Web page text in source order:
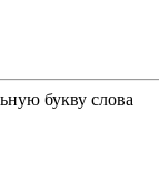
букву слова